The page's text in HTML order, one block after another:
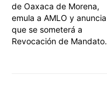
de Oaxaca de Morena,
emula a AMLO y anuncia
que se someterá a
Revocación de Mandato.